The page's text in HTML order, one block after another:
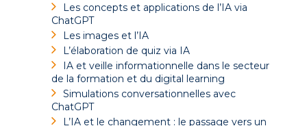
Les concepts et applications de l’IA via
ChatGPT
Les images et l’IA
L’élaboration de quiz via IA
IA et veille informationnelle dans le secteur
de la formation et du digital learning
Simulations conversationnelles avec
ChatGPT
L’IA et le changement : le passage vers un